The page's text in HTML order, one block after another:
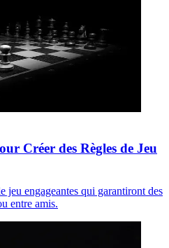
Créer des Règles de Jeu
jeu engageantes qui garantiront des
entre amis.